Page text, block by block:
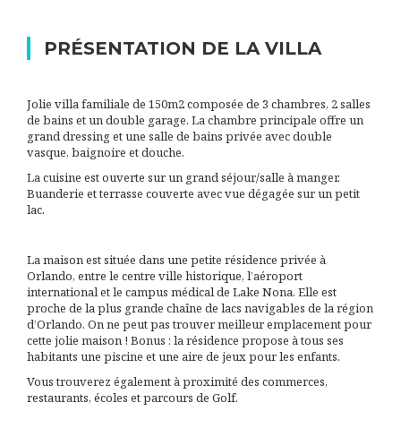
PRÉSENTATION DE LA VILLA
Jolie villa familiale de 150m2 composée de 3 chambres, 2 salles
de bains et un double garage. La chambre principale offre un
grand dressing et une salle de bains privée avec double
vasque, baignoire et douche.
La cuisine est ouverte sur un grand séjour/salle à manger.
Buanderie et terrasse couverte avec vue dégagée sur un petit
lac.
La maison est située dans une petite résidence privée à
Orlando, entre le centre ville historique, l’aéroport
international et le campus médical de Lake Nona. Elle est
proche de la plus grande chaîne de lacs navigables de la région
d’Orlando. On ne peut pas trouver meilleur emplacement pour
cette jolie maison ! Bonus : la résidence propose à tous ses
habitants une piscine et une aire de jeux pour les enfants.
Vous trouverez également à proximité des commerces,
restaurants, écoles et parcours de Golf.